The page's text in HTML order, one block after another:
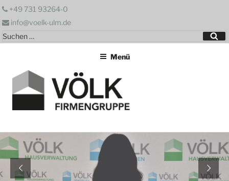
Zum
springen
+49 731 93264-0
info@voelk-ulm.de
Suchen
nach:
Menü